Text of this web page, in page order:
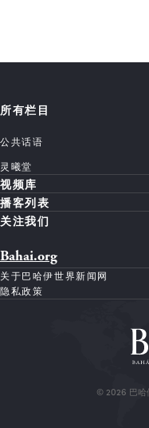
所有栏目
公共话语
灵曦堂
视频库
播客列表
关注我们
Bahai.org
关于巴哈伊世界新闻网
隐私政策
© 2026 巴哈